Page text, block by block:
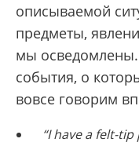
описываемой
предметы,
мы осведомлены.
события, о
вовсе говорим
“I have a felt-tip